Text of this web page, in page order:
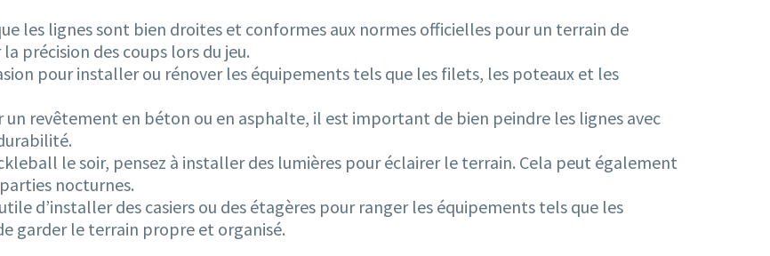
les lignes sont bien droites et conformes aux normes officielles pour un terrain de
précision des coups lors du jeu.
pour installer ou rénover les équipements tels que les filets, les poteaux et les
un revêtement en béton ou en asphalte, il est important de bien peindre les lignes avec
le soir, pensez à installer des lumières pour éclairer le terrain. Cela peut également
nocturnes.
d’installer des casiers ou des étagères pour ranger les équipements tels que les
garder le terrain propre et organisé.